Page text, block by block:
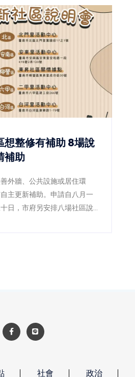
修有補助 8場說
補助
外牆、公共設施或居住環
主更新補助。申請自八月一
日，市府另安排八場社區說
社會 政治